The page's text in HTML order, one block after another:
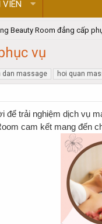
VIÊN
Beauty Room đẳng cấp
vụ
dan massage hoi quan
để trải nghiệm dịch vụ
cam kết mang đến